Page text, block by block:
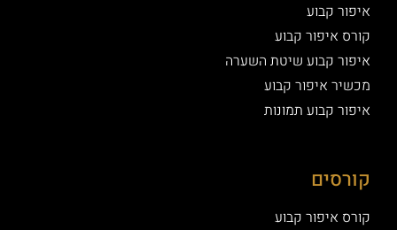
איפור קבוע
קורס איפור קבוע
איפור קבוע שיטת השערה
מכשיר איפור קבוע
איפור קבוע תמונות
קורסים
קורס איפור קבוע